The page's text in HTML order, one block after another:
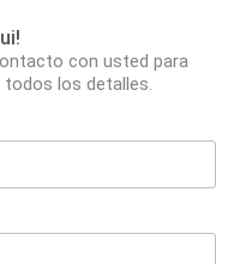
con usted para
los detalles.